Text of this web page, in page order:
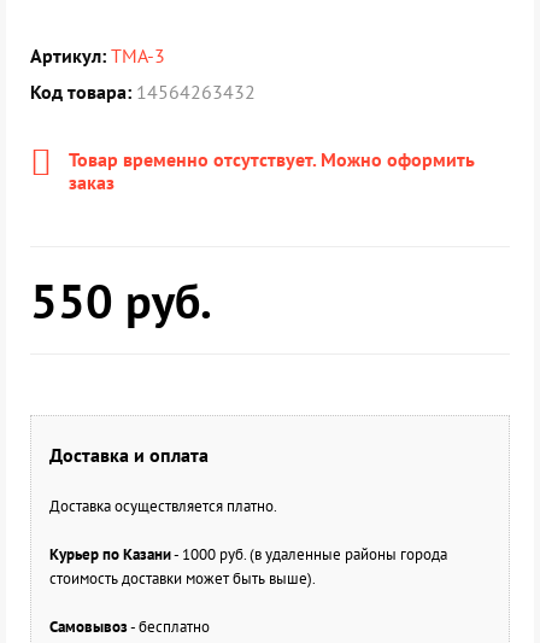
Артикул: ТМА-3
Код товара: 14564263432
Товар временно отсутствует. Можно оформить
заказ
550 руб.
Доставка и оплата
Доставка осуществляется платно.
Курьер по Казани- 1000 руб. (в удаленные районы города
стоимость доставки может быть выше).
Самовывоз- бесплатно